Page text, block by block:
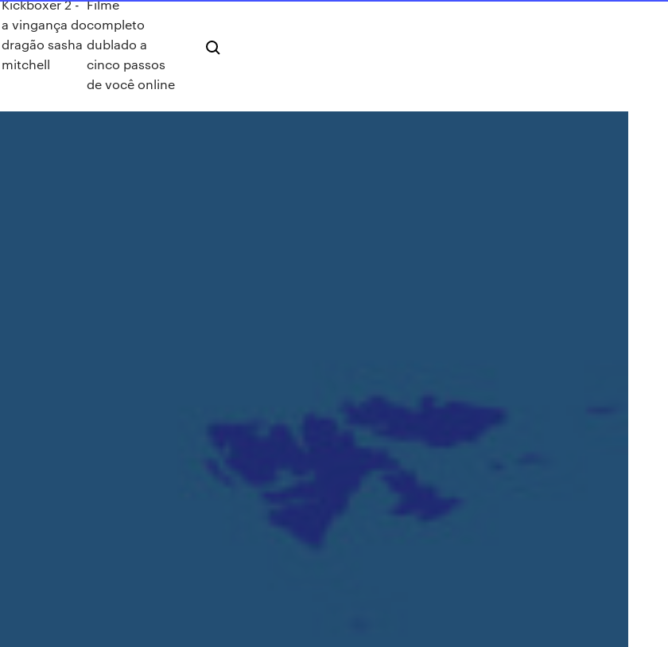
Kickboxer 2 -
a vingança do
dragão sasha
mitchell
Filme
completo
dublado a
cinco passos
de você online